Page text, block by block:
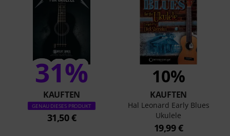
31%
KAUFTEN
GENAU DIESES PRODUKT
31,50 €
10%
KAUFTEN
Hal Leonard Early Blues
Ukulele
19,99 €